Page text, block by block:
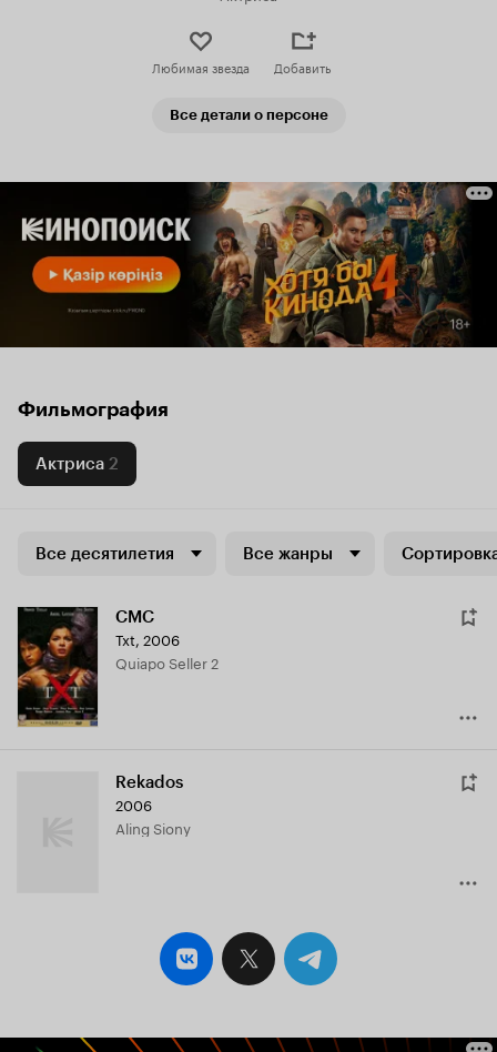
Любимая звезда Добавить
Все детали о персоне
Фильмография
Актриса 2
Все десятилетия Все жанры
СМС
Txt, 2006
Quiapo Seller 2
Rekados
2006
Aling Siony